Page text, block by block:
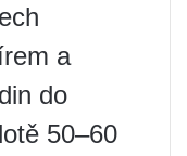
a
do
50–60